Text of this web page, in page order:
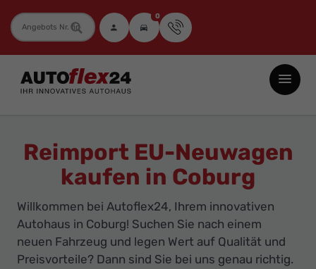
Fahrzeugnummer 0
Autoflex24
GmbH
Neuwagen
Jahreswagen
Gebrauchtwagen
zu
Top-
Reimport EU-Neuwagen
kaufen in Coburg
Willkommen bei Autoflex24, Ihrem innovativen
Autohaus in Coburg! Suchen Sie nach einem
neuen Fahrzeug und legen Wert auf Qualität und
Preisvorteile? Dann sind Sie bei uns genau richtig.